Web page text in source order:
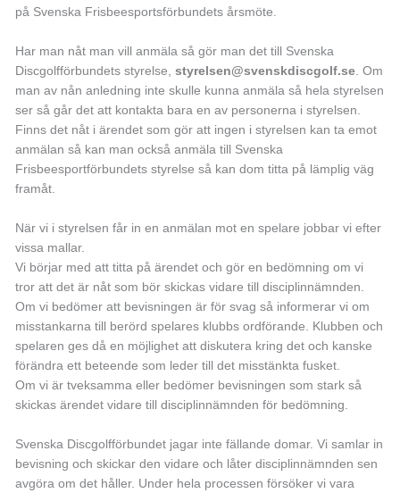
på Svenska Frisbeesportsförbundets årsmöte.
Har man nåt man vill anmäla så gör man det till Svenska
Discgolfförbundets styrelse,styrelsen@svenskdiscgolf.se . Om
man av nån anledning inte skulle kunna anmäla så hela styrelsen
ser så går det att kontakta bara en av personerna i styrelsen.
Finns det nåt i ärendet som gör att ingen i styrelsen kan ta emot
anmälan så kan man också anmäla till Svenska
Frisbeesportförbundets styrelse så kan dom titta på lämplig väg
framåt.
När vi i styrelsen får in en anmälan mot en spelare jobbar vi efter
vissa mallar.
Vi börjar med att titta på ärendet och gör en bedömning om vi
tror att det är nåt som bör skickas vidare till disciplinnämnden.
Om vi bedömer att bevisningen är för svag så informerar vi om
misstankarna till berörd spelares klubbs ordförande. Klubben och
spelaren ges då en möjlighet att diskutera kring det och kanske
förändra ett beteende som leder till det misstänkta fusket.
Om vi är tveksamma eller bedömer bevisningen som stark så
skickas ärendet vidare till disciplinnämnden för bedömning.
Svenska Discgolfförbundet jagar inte fällande domar. Vi samlar in
bevisning och skickar den vidare och låter disciplinnämnden sen
avgöra om det håller. Under hela processen försöker vi vara